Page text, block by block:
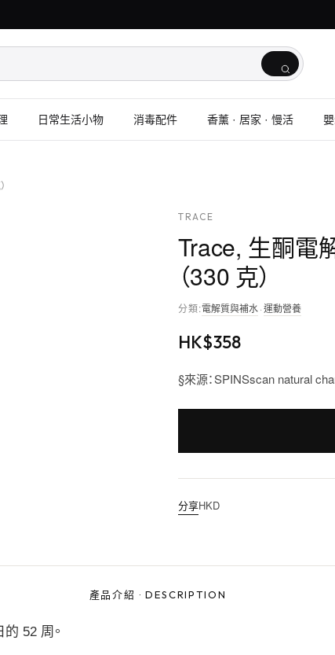
日常生活小物 消毒配件 香薰 · 居家 · 慢活
TRACE
Trace, 生酮電
（330 克）
分類:電解質與補水·運動營養
HK$358
§來源：SPINSscan natural
分享HKD
產品介紹 ·DESCRIPTION
52 周。